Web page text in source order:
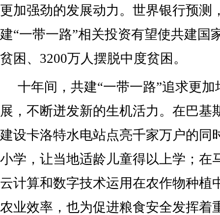
更加强劲的发展动力。世界银行预测
建“一带一路”相关投资有望使共建国
贫困、3200万人摆脱中度贫困。
十年间，共建“一带一路”追求更
展，不断迸发新的生机活力。在巴基
建设卡洛特水电站点亮千家万户的同
小学，让当地适龄儿童得以上学；在
云计算和数字技术运用在农作物种植
农业效率，也为促进粮食安全发挥着